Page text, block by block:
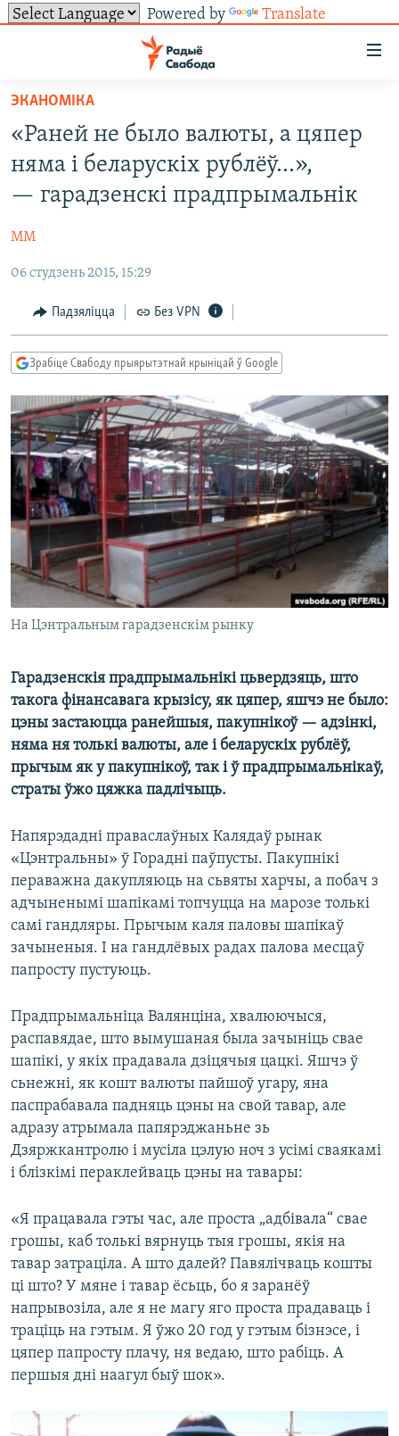
Powered by Translate
ўнівэрсальнага
доступу
Перайсьці
галоўнага
зьместу
Перайсьці
да
навігацыі
Перайсьці
пошуку
УСЕ НАВІНЫ
ЭКАНОМІКА
ВАЙНА
ПАЛІТВЯЗЬНІ
КУЛЬТУРА
КАЛЯНДАР
ТОЛЬКІ НА СВАБОДЗЕ
ПАДКАСТЫ
КНІГІ
PREMIUM
МОВА
НА ХВАЛЯХ СВАБОДЫ
ПАДКАСТЫ
FACEBOOK
ЭКАНОМІКА
«Раней не было валюты, а цяпер
няма і беларускіх рублёў...»,
— гарадзенскі прадпрымальнік
ММ
06 студзень 2015, 15:29
Падзяліцца Без VPN
Зрабіце Свабоду прыярытэтнай крыніцай ў Google
На Цэнтральным гарадзенскім рынку
Гарадзенскія прадпрымальнікі цьвердзяць, што
такога фінансавага крызісу, як цяпер, яшчэ не было:
цэны застаюцца ранейшыя, пакупнікоў — адзінкі,
няма ня толькі валюты, але і беларускіх рублёў,
прычым як у пакупнікоў, так і ў прадпрымальнікаў,
страты ўжо цяжка падлічыць.
Напярэдадні праваслаўных Калядаў рынак
«Цэнтральны» ў Горадні паўпусты. Пакупнікі
пераважна дакупляюць на сьвяты харчы, а побач з
адчыненымі шапікамі топчуцца на марозе толькі
самі гандляры. Прычым каля паловы шапікаў
зачыненыя. І на гандлёвых радах палова месцаў
папросту пустуюць.
Прадпрымальніца Валянціна, хвалюючыся,
распавядае, што вымушаная была зачыніць свае
шапікі, у якіх прадавала дзіцячыя цацкі. Яшчэ ў
сьнежні, як кошт валюты пайшоў угару, яна
паспрабавала падняць цэны на свой тавар, але
адразу атрымала папярэджаньне зь
Дзяржкантролю і мусіла цэлую ноч з усімі сваякамі
і блізкімі пераклейваць цэны на тавары:
«Я працавала гэты час, але проста „адбівала“ свае
грошы, каб толькі вярнуць тыя грошы, якія на
тавар затраціла. А што далей? Павялічваць кошты
ці што? У мяне і тавар ёсьць, бо я заранёў
напрывозіла, але я не магу яго проста прадаваць і
траціць на гэтым. Я ўжо 20 год у гэтым бізнэсе, і
цяпер папросту плачу, ня ведаю, што рабіць. А
першыя дні наагул быў шок».